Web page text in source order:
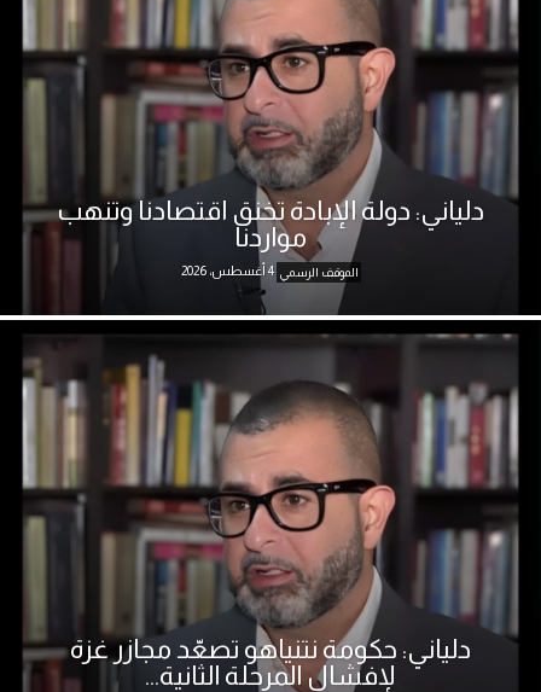
دلياني: دولة الإبادة تخنق اقتصادنا وتنهب
مواردنا
الموقف الرسمي 4 أغسطس، 2026
دلياني: حكومة نتنياهو تصعّد مجازر غزة
لإفشال المرحلة الثانية...